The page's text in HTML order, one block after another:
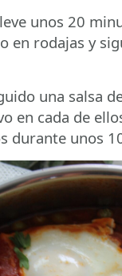
unos 20
en rodajas y
una salsa
en cada de
durante unos